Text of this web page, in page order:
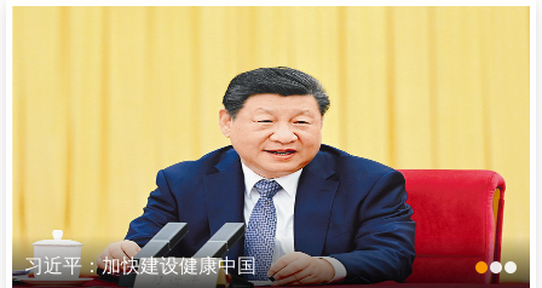
习近平：加快建设健康中国